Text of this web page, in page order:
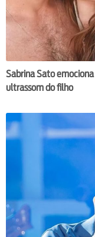
Sabrina Sato
ultrassom do filho